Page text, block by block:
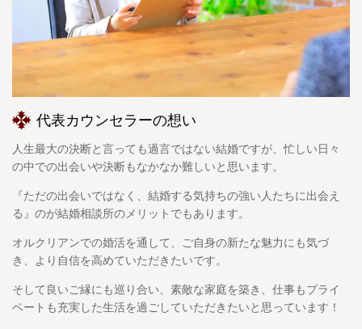
代表カウンセラーの想い
人生最大の決断と言っても過言ではない結婚ですが、忙しい日々
の中での出会いや決断もなかなか難しいと思います。
『ただの出会いではなく、結婚する気持ちの強い人たちに出会え
る』のが結婚相談所のメリットでもあります。
オルクリアンでの婚活を通して、ご自身の新たな魅力にも気づ
き、より自信を高めていただきたいです。
そして良いご縁にも巡り合い、素敵な家庭を築き、仕事もプライ
ベートも充実した生活を過ごしていただきたいと思っています！